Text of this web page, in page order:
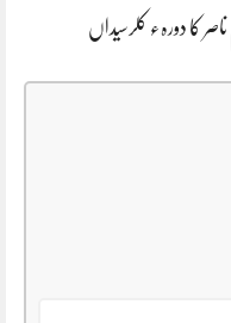
کا دورہء کلرسیداں